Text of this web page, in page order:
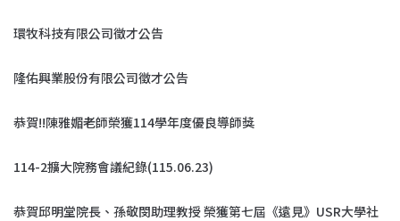
環牧科技有限公司徵才公告
隆佑興業股份有限公司徵才公告
恭賀!!陳雅媚老師榮獲114學年度優良導師獎
114-2擴大院務會議紀錄(115.06.23)
恭賀邱明堂院長、孫敬閔助理教授 榮獲第七屆《遠見》USR大學社